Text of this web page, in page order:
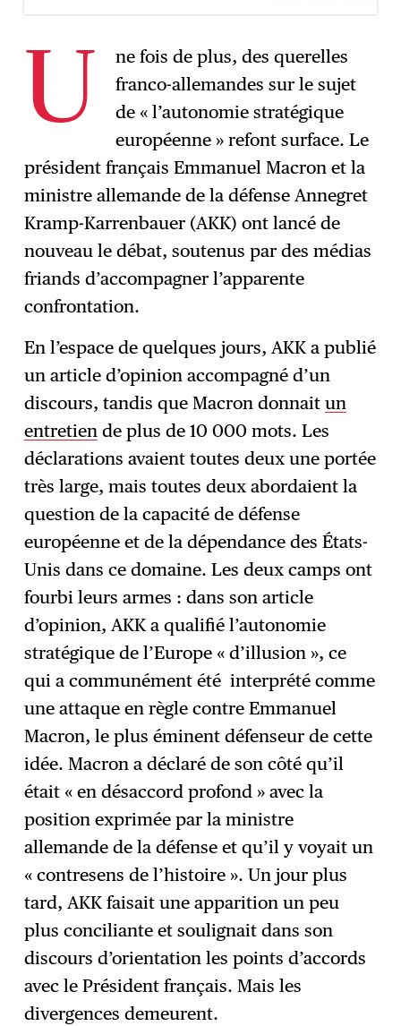
U
ne fois de plus, des querelles
franco-allemandes sur le sujet
de « l’autonomie stratégique
européenne » refont surface. Le
président français Emmanuel Macron et la
ministre allemande de la défense Annegret
Kramp-Karrenbauer (AKK) ont lancé de
nouveau le débat, soutenus par des médias
friands d’accompagner l’apparente
confrontation.
En l’espace de quelques jours, AKK a publié
un article d’opinion accompagné d’un
discours, tandis que Macron donnaitun
entretien de plus de 10 000 mots. Les
déclarations avaient toutes deux une portée
très large, mais toutes deux abordaient la
question de la capacité de défense
européenne et de la dépendance des États-
Unis dans ce domaine. Les deux camps ont
fourbi leurs armes : dans son article
d’opinion, AKK a qualifié l’autonomie
stratégique de l’Europe « d’illusion », ce
qui a communément été interprété comme
une attaque en règle contre Emmanuel
Macron, le plus éminent défenseur de cette
idée. Macron a déclaré de son côté qu’il
était « en désaccord profond » avec la
position exprimée par la ministre
allemande de la défense et qu’il y voyait un
« contresens de l’histoire ». Un jour plus
tard, AKK faisait une apparition un peu
plus conciliante et soulignait dans son
discours d’orientation les points d’accords
avec le Président français. Mais les
divergences demeurent.